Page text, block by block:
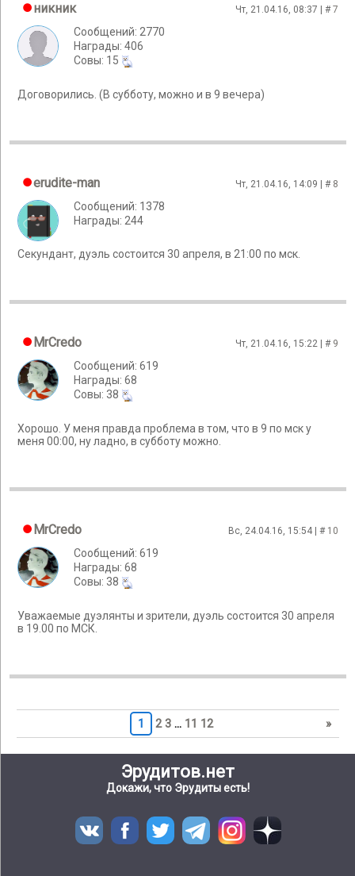
никник Чт, 21.04.16, 08:37 | #7
Сообщений: 2770
Награды: 406
Cовы: 15
Договорились. (В субботу, можно и в 9 вечера)
erudite-man Чт, 21.04.16, 14:09 | # 8
Сообщений: 1378
Награды: 244
Секундант, дуэль состоится 30 апреля, в 21:00 по мск.
MrCredo Чт, 21.04.16, 15:22 | # 9
Сообщений: 619
Награды: 68
Cовы: 38
Хорошо. У меня правда проблема в том, что в 9 по мск у
меня 00:00, ну ладно, в субботу можно.
MrCredo Вс, 24.04.16, 15:54 | # 10
Сообщений: 619
Награды: 68
Cовы: 38
Уважаемые дуэлянты и зрители, дуэль состоится 30 апреля
в 19.00 по МСК.
1 2 3 … 11 12 »
Эрудитов.нет
Докажи, что Эрудиты есть!